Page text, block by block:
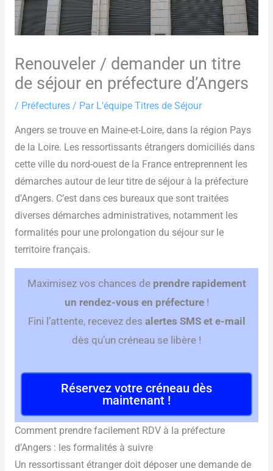
Renouveler / demander un titre
de séjour en préfecture d’Angers
/ Préfectures/ Par L'équipe Titres de Séjour
Angers se trouve en Maine-et-Loire, dans la région Pays
de la Loire. Les ressortissants étrangers domiciliés dans
cette ville du nord-ouest de la France entreprennent les
démarches autour de leur titre de séjour à la préfecture
d’Angers. C’est dans ces bureaux que sont traitées
diverses démarches administratives, notamment les
formalités pour une prolongation du séjour sur le
territoire français.
Maximisez vos chances de prendre rapidement
un rendez-vous en préfecture!
Fini l’attente, recevez des alertes SMS et e-mail
dès qu’un créneau se libère !
Réservez votre créneau dès
maintenant !
Comment prendre facilement RDV à la préfecture
d’Angers : les formalités à suivre
Un ressortissant étranger doit déposer une demande de